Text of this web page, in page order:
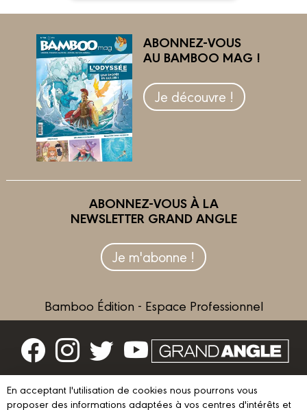
ABONNEZ-VOUS
AU BAMBOO MAG !
Je découvre !
ABONNEZ-VOUS À LA
NEWSLETTER GRAND ANGLE
Je m'abonne !
Bamboo Édition - Espace Professionnel
Contactez-nous
En acceptant l'utilisation de cookies nous pourrons vous
proposer des informations adaptées à vos centres d'intérêts et